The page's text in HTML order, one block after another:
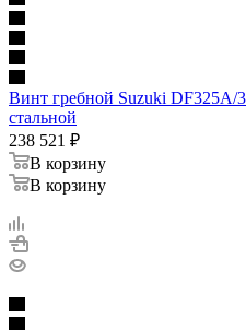
Винт гребной Suzuki DF325A/
стальной
238 521 ₽
В корзину
В корзину